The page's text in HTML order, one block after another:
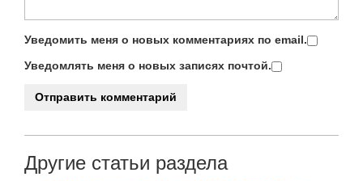
Уведомить меня о новых комментариях по email.
Уведомлять меня о новых записях почтой.
Другие статьи раздела